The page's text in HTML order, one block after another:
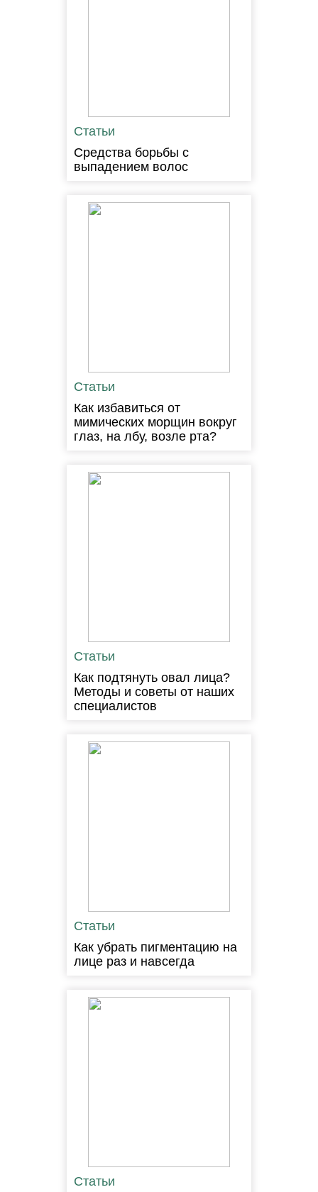
Статьи
Средства борьбы с
выпадением волос
Статьи
Как избавиться от
мимических морщин вокруг
глаз, на лбу, возле рта?
Статьи
Как подтянуть овал лица?
Методы и советы от наших
специалистов
Статьи
Как убрать пигментацию на
лице раз и навсегда
Статьи